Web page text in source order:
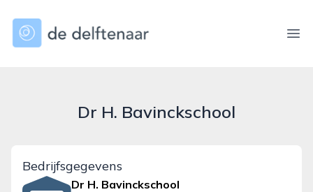
dedelftenaar.nl
Dr H. Bavinckschool
Bedrijfsgegevens
Dr H. Bavinckschool